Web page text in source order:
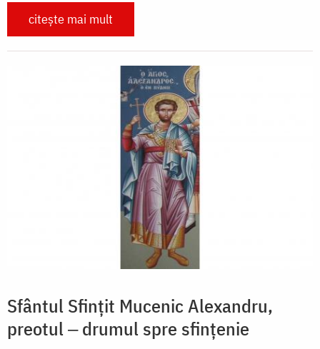
citește mai mult
Sfântul Sfințit Mucenic Alexandru,
preotul ‒ drumul spre sfințenie